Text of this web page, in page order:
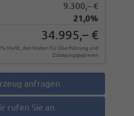
9.300,– €
21,0%
34.995,– €
MwSt., den Kosten für Überführung und
Zulassungspapieren
anfragen
rufen Sie an